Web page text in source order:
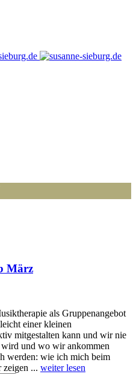
März
als Gruppenangebot
einer kleinen
mitgestalten kann und wir nie
wird und wo wir ankommen
werden: wie ich mich beim
zeigen ... weiter lesen